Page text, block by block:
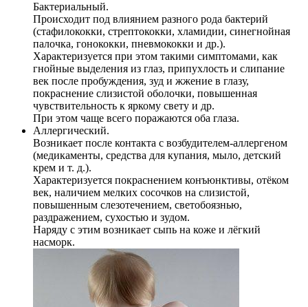
Бактериальный.
Происходит под влиянием разного рода бактерий
(стафилококки, стрептококки, хламидии, синегнойная
палочка, гонококки, пневмококки и др.).
Характеризуется при этом такими симптомами, как
гнойные выделения из глаз, припухлость и слипание
век после пробуждения, зуд и жжение в глазу,
покраснение слизистой оболочки, повышенная
чувствительность к яркому свету и др.
При этом чаще всего поражаются оба глаза.
Аллергический.
Возникает после контакта с возбудителем-аллергеном
(медикаменты, средства для купания, мыло, детский
крем и т. д.).
Характеризуется покраснением конъюнктивы, отёком
век, наличием мелких сосочков на слизистой,
повышенным слезотечением, светобоязнью,
раздражением, сухостью и зудом.
Наряду с этим возникает сыпь на коже и лёгкий
насморк.